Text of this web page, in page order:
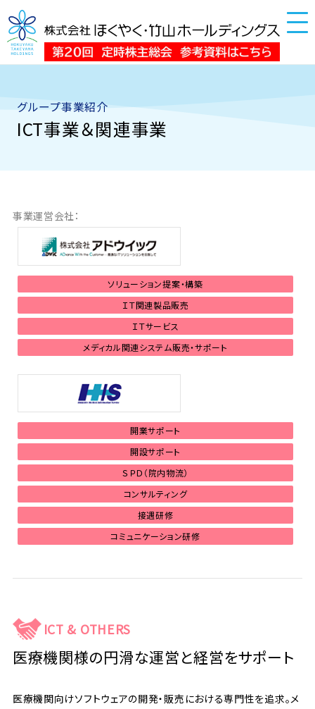
グループ事業紹介
ICT事業＆関連事業
事業運営会社：
ソリューション提案・構築
ＩＴ関連製品販売
ＩＴサービス
メディカル関連システム販売・サポート
開業サポート
開設サポート
ＳＰＤ（院内物流）
コンサルティング
接遇研修
コミュニケーション研修
ICT & OTHERS
医療機関様の円滑な運営と経営をサポート
医療機関向けソフトウェアの開発・販売における専門性を追求。メ